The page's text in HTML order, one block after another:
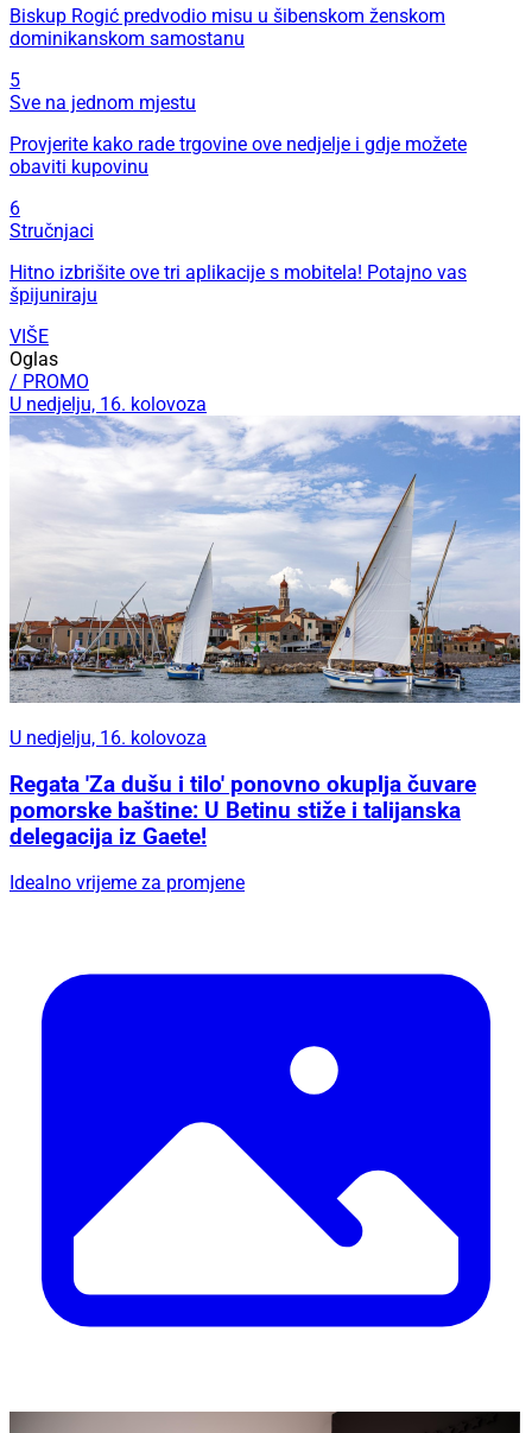
Biskup Rogić predvodio misu u šibenskom ženskom
dominikanskom samostanu
5
Sve na jednom mjestu
Provjerite kako rade trgovine ove nedjelje i gdje možete
obaviti kupovinu
6
Stručnjaci
Hitno izbrišite ove tri aplikacije s mobitela! Potajno vas
špijuniraju
VIŠE
Oglas
/ PROMO
U nedjelju, 16. kolovoza
U nedjelju, 16. kolovoza
Regata 'Za dušu i tilo' ponovno okuplja čuvare
pomorske baštine: U Betinu stiže i talijanska
delegacija iz Gaete!
Idealno vrijeme za promjene